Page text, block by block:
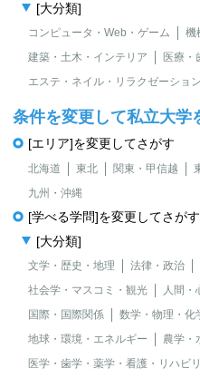
[大分類]
コンピュータ・Web・ゲーム
機
建築・土木・インテリア
医療・
エステ・ネイル・リラクゼーション
条件を変更して私立大学
[エリア]を変更してさがす
北海道 東北 関東・甲信越
九州・沖縄
[学べる学問]を変更してさがす
[大分類]
文学・歴史・地理 法律・政治
社会学・マスコミ・観光
人間・
国際・国際関係
数学・物理・化
地球・環境・エネルギー
農学・
医学・歯学・薬学・看護・リハビリ